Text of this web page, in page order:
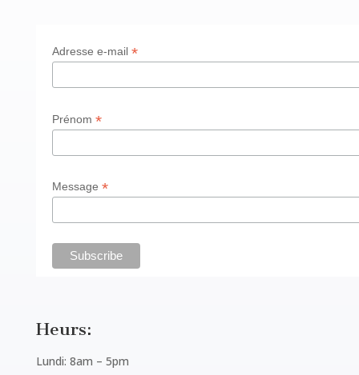
Adresse e-mail *
Prénom *
Message *
Heurs:
Lundi: 8am – 5pm